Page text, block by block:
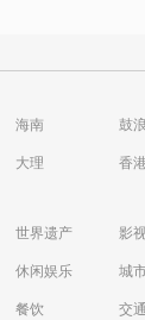
海南 鼓
大理 香
世界遗产 影
休闲娱乐 城
餐饮 交通